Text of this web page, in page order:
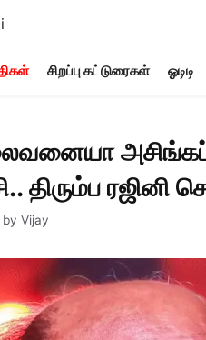
சிறப்பு கட்டுரைகள் ஓடிடி
திரும்ப ரஜினி
by Vijay